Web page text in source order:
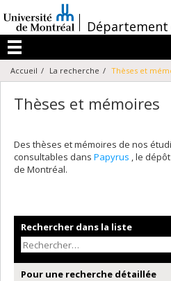
au
contenu
/Département
Menu
Accueil La recherche Thèses et
Thèses et mémoires
Des thèses et mémoires de nos
consultables dans Papyrus , le
de Montréal.
Rechercher dans la liste
Pour une recherche détaillée